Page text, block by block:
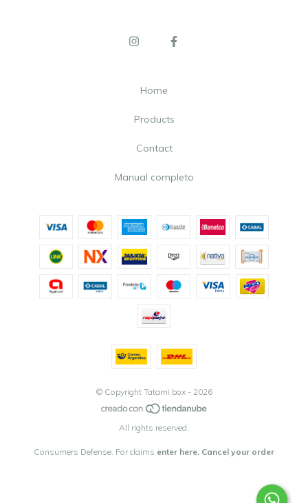
Home
Products
Contact
Manual completo
© Copyright Tatami.box - 2026
All rights reserved.
Consumers Defense. For claims enter here. Cancel your order